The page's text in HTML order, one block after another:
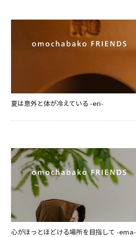
夏は意外と体が冷えている -eri-
心がほっとほどける場所を目指して -ema-